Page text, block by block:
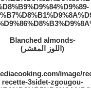
-Blanched almonds
(اللوز المقشر)